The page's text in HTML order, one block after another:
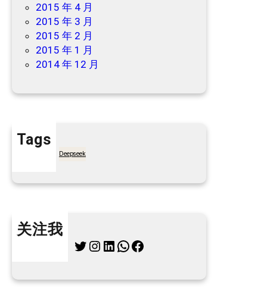
2015 年 4 月
2015 年 3 月
2015 年 2 月
2015 年 1 月
2014 年 12 月
Tags
Deepseek
关注我
Twitter Instagram LinkedIn WhatsApp Facebook